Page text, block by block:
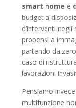
smart home e
budget a
d’interventi
propensi a
partendo da
caso di
lavorazioni
Pensiamo
multifunzione